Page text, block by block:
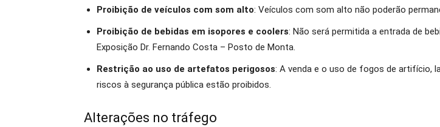
Proibição de veículos com som alto: Veículos com som alto não poderão
Proibição de bebidas em isopores e coolers: Não será permitida a entrada de
Exposição Dr. Fernando Costa – Posto de Monta.
Restrição ao uso de artefatos perigosos: A venda e o uso de fogos de artifício,
riscos à segurança pública estão proibidos.
Alterações no tráfego